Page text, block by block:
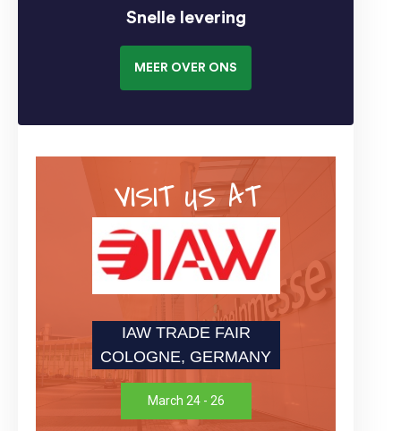
Snelle levering
MEER OVER ONS
VISIT US AT
IAW TRADE FAIR
COLOGNE, GERMANY
March 24 - 26